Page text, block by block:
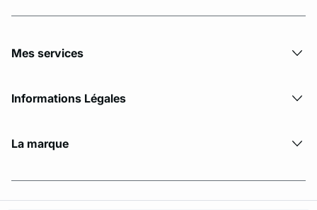
Mes services
Informations Légales
La marque